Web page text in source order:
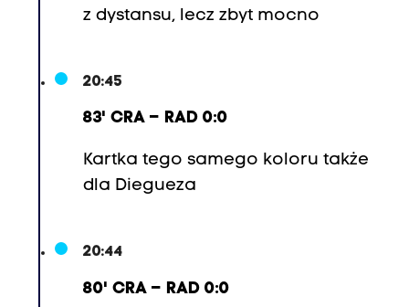
z dystansu, lecz zbyt mocno
20:45
83' CRA – RAD 0:0
Kartka tego samego koloru także
dla Diegueza
20:44
80' CRA – RAD 0:0